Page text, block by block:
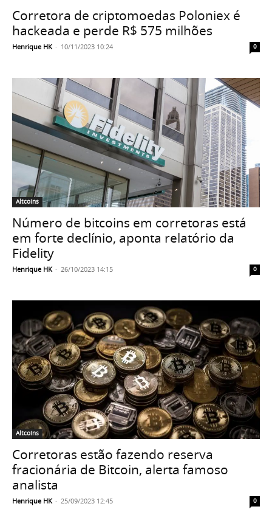
Corretora de criptomoedas Poloniex é
hackeada e perde R$ 575 milhões
Henrique HK - 10/11/2023 10:24 0
Altcoins
Número de bitcoins em corretoras está
em forte declínio, aponta relatório da
Fidelity
Henrique HK - 26/10/2023 14:15 0
Altcoins
Corretoras estão fazendo reserva
fracionária de Bitcoin, alerta famoso
analista
Henrique HK - 25/09/2023 12:45 0